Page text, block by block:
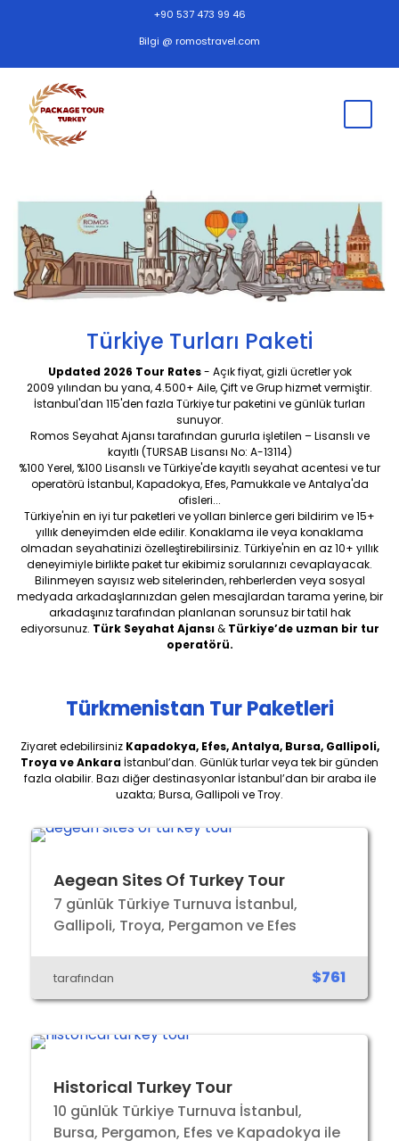
+90 537 473 99 46
Bilgi @ romostravel.com
Türkiye Turları Paketi
Updated 2026 Tour Rates- Açık fiyat, gizli ücretler yok
2009 yılından bu yana, 4.500+ Aile, Çift ve Grup hizmet vermiştir.
İstanbul'dan 115'den fazla Türkiye tur paketini ve günlük turları
sunuyor.
Romos Seyahat Ajansı tarafından gururla işletilen – Lisanslı ve
kayıtlı (TURSAB Lisansı No: A-13114)
%100 Yerel, %100 Lisanslı ve Türkiye'de kayıtlı seyahat acentesi ve tur
operatörü İstanbul, Kapadokya, Efes, Pamukkale ve Antalya'da
ofisleri...
Türkiye'nin en iyi tur paketleri ve yolları binlerce geri bildirim ve 15+
yıllık deneyimden elde edilir. Konaklama ile veya konaklama
olmadan seyahatinizi özelleştirebilirsiniz. Türkiye'nin en az 10+ yıllık
deneyimiyle birlikte paket tur ekibimiz sorularınızı cevaplayacak.
Bilinmeyen sayısız web sitelerinden, rehberlerden veya sosyal
medyada arkadaşlarınızdan gelen mesajlardan tarama yerine, bir
arkadaşınız tarafından planlanan sorunsuz bir tatil hak
ediyorsunuz. Türk Seyahat Ajansı& Türkiye’de uzman bir tur
operatörü.
Türkmenistan Tur Paketleri
Ziyaret edebilirsiniz Kapadokya, Efes, Antalya, Bursa, Gallipoli,
Troya ve Ankara İstanbul’dan. Günlük turlar veya tek bir günden
fazla olabilir. Bazı diğer destinasyonlar İstanbul’dan bir araba ile
uzakta; Bursa, Gallipoli ve Troy.
Aegean Sites Of Turkey Tour
7 günlük Türkiye Turnuva İstanbul,
Gallipoli, Troya, Pergamon ve Efes
tarafından $761
Historical Turkey Tour
10 günlük Türkiye Turnuva İstanbul,
Bursa, Pergamon, Efes ve Kapadokya ile